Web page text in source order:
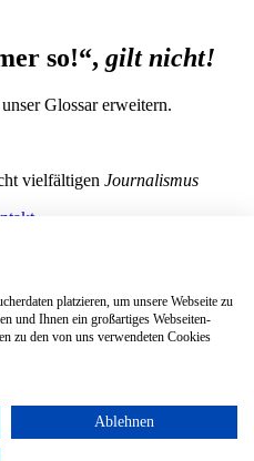
so!“, gilt nicht!
Glossar erweitern.
vielfältigen Journalismus
platzieren, um unsere Webseite zu
und Ihnen ein großartiges Webseiten-
zu den von uns verwendeten Cookies
Ablehnen